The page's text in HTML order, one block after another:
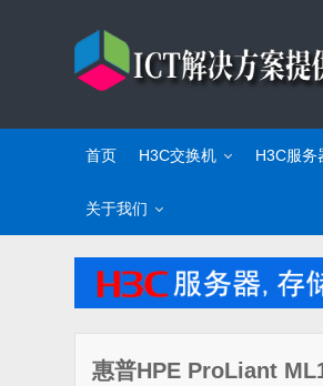
首页 H3C交换机 H3C服务
关于我们
惠普HPE ProLiant